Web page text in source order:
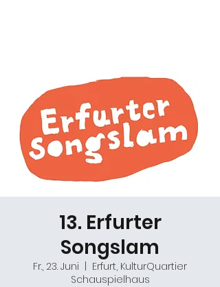
13. Erfurter
Songslam
Fr., 23. Juni
Erfurt, KulturQuartier
Schauspielhaus